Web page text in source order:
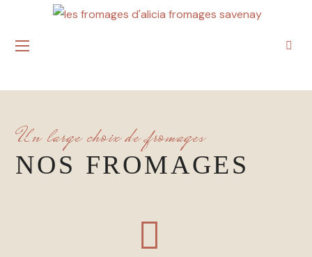
Un large choix de fromages
NOS FROMAGES